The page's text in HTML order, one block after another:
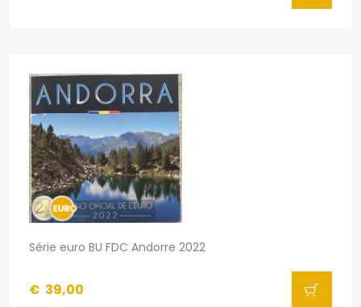
Série euro BU FDC Andorre 2022
€ 39,00